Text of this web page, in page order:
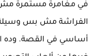
في مغامرة مستمرة
الفراشة مش بس
أساسي في القصة. وده